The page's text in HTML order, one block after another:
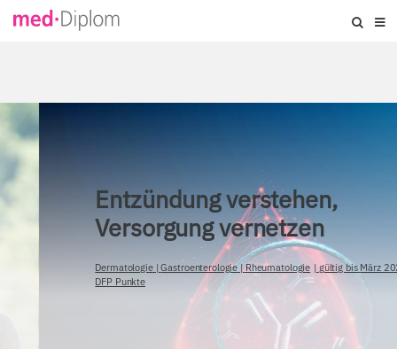
Entzündung verstehen,
Versorgung vernetzen
Gastroenterologie|Rheumatologie |gültig bisMärz 2028|2